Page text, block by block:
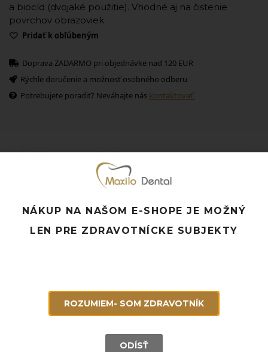
a biocíd (dvojaké použitie). Vhodné aj na čistenie
povrchov obrazoviek
Pridať k obľúbeným
Doprava ZADARMO pri objednávke nad 120 EUR
Rýchle doručenie a možnosť osobného odberu
Potrebujete poradiť? Neváhajte nás kontaktovať.
Súvisiace produkty
NÁKUP NA NAŠOM E-SHOPE JE MOŽNÝ
LEN PRE ZDRAVOTNÍCKE SUBJEKTY
ROZUMIEM- SOM ZDRAVOTNÍK
ODÍSŤ